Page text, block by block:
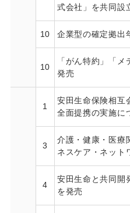
式会社」を共同設
10 企業型の確定拠出
10
「がん特約」「
発売
1
安田生命保険相互
全面提携の実施に
3
介護・健康・医療
ネスケア・ネット
4
安田生命と共同開
を発売